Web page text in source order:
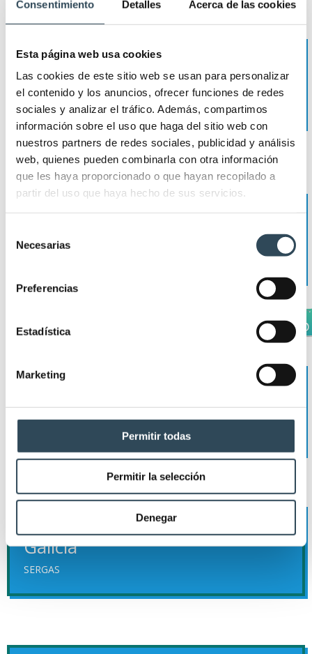
Consentimiento Detalles Acerca de las cookies
Esta página web usa cookies
Las cookies de este sitio web se usan para personalizar
el contenido y los anuncios, ofrecer funciones de redes
sociales y analizar el tráfico. Además, compartimos
información sobre el uso que haga del sitio web con
nuestros partners de redes sociales, publicidad y análisis
web, quienes pueden combinarla con otra información
que les haya proporcionado o que hayan recopilado a
partir del uso que haya hecho de sus servicios.
Necesarias
Preferencias
Estadística
Marketing
Permitir todas
Permitir la selección
Denegar
OPE TCAE
Cataluña
OPE TCAE
OPE TCAE
Extremadura
OPE TCAE
Galicia
SERGAS